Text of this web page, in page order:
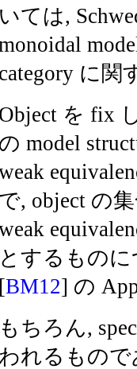
いては,
category に関
Object を fix
の model
で, object の
とするものに
[BM12] の
もちろん,
われるもので